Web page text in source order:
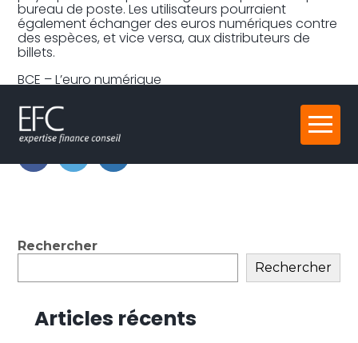
Aller
au
bureau de poste. Les utilisateurs pourraient
également échanger des euros numériques contre
des espèces, et vice versa, aux distributeurs de
billets.
BCE – L’euro numérique
Partager :
FaceBook
TwitterLinkedIn
Blog
Rechercher
Rechercher
Articles récents